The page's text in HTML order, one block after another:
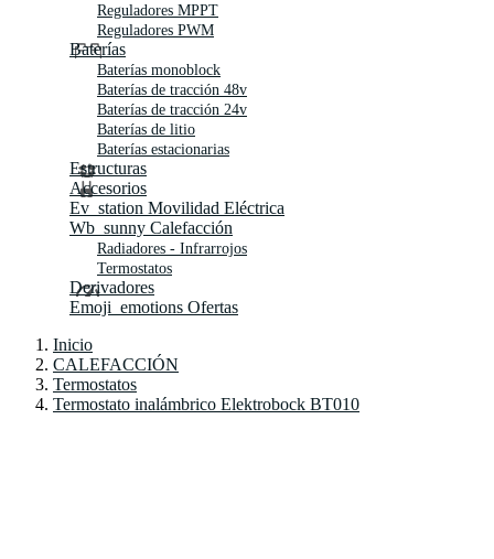
Reguladores MPPT
Reguladores PWM
Baterías
Baterías monoblock
Baterías de tracción 48v
Baterías de tracción 24v
Baterías de litio
Baterías estacionarias
Estructuras
Accesorios
Ev_station Movilidad Eléctrica
Wb_sunny Calefacción
Radiadores - Infrarrojos
Termostatos
Derivadores
Emoji_emotions Ofertas
Inicio
CALEFACCIÓN
Termostatos
Termostato inalámbrico Elektrobock BT010